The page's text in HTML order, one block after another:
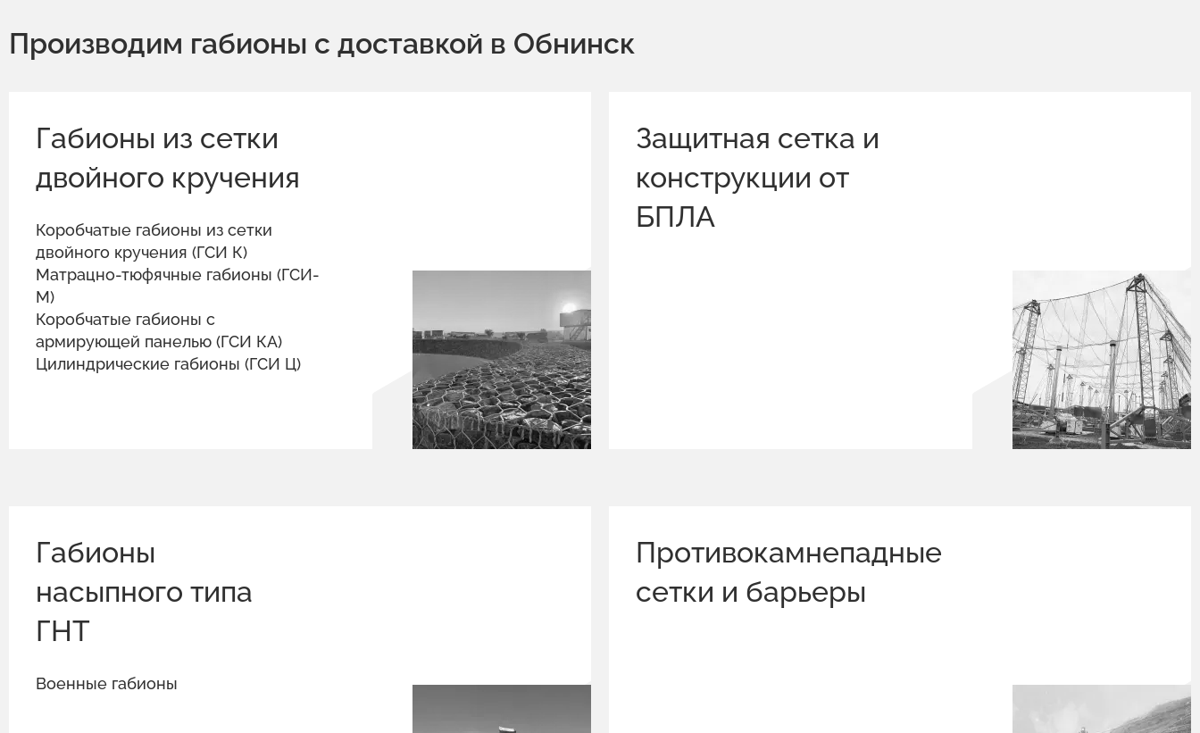
Производим габионы с доставкой в Обнинск
Габионы из сетки
двойного кручения
Коробчатые габионы из сетки
двойного кручения (ГСИ К)
Матрацно-тюфячные габионы (ГСИ-
М)
Коробчатые габионы с
армирующей панелью (ГСИ КА)
Цилиндрические габионы (ГСИ Ц)
Защитная сетка и
конструкции от
БПЛА
Габионы
насыпного типа
ГНТ
Военные габионы
Противокамнепадные
сетки и барьеры